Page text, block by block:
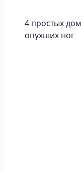
4 простых
опухших ног